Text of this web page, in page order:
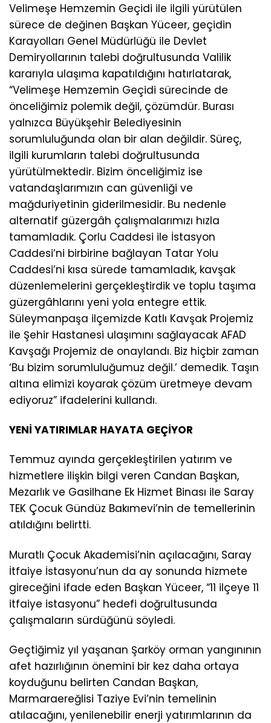
Velimeşe Hemzemin Geçidi ile ilgili yürütülen
sürece de değinen Başkan Yüceer, geçidin
Karayolları Genel Müdürlüğü ile Devlet
Demiryollarının talebi doğrultusunda Valilik
kararıyla ulaşıma kapatıldığını hatırlatarak,
“Velimeşe Hemzemin Geçidi sürecinde de
önceliğimiz polemik değil, çözümdür. Burası
yalnızca Büyükşehir Belediyesinin
sorumluluğunda olan bir alan değildir. Süreç,
ilgili kurumların talebi doğrultusunda
yürütülmektedir. Bizim önceliğimiz ise
vatandaşlarımızın can güvenliği ve
mağduriyetinin giderilmesidir. Bu nedenle
alternatif güzergâh çalışmalarımızı hızla
tamamladık. Çorlu Caddesi ile İstasyon
Caddesi’ni birbirine bağlayan Tatar Yolu
Caddesi’ni kısa sürede tamamladık, kavşak
düzenlemelerini gerçekleştirdik ve toplu taşıma
güzergâhlarını yeni yola entegre ettik.
Süleymanpaşa ilçemizde Katlı Kavşak Projemiz
ile Şehir Hastanesi ulaşımını sağlayacak AFAD
Kavşağı Projemiz de onaylandı. Biz hiçbir zaman
‘Bu bizim sorumluluğumuz değil.’ demedik. Taşın
altına elimizi koyarak çözüm üretmeye devam
ediyoruz” ifadelerini kullandı.
YENİ YATIRIMLAR HAYATA GEÇİYOR
Temmuz ayında gerçekleştirilen yatırım ve
hizmetlere ilişkin bilgi veren Candan Başkan,
Mezarlık ve Gasilhane Ek Hizmet Binası ile Saray
TEK Çocuk Gündüz Bakımevi’nin de temellerinin
atıldığını belirtti.
Muratlı Çocuk Akademisi’nin açılacağını, Saray
İtfaiye İstasyonu’nun da ay sonunda hizmete
gireceğini ifade eden Başkan Yüceer, “11 ilçeye 11
itfaiye istasyonu” hedefi doğrultusunda
çalışmaların sürdüğünü söyledi.
Geçtiğimiz yıl yaşanan Şarköy orman yangınının
afet hazırlığının önemini bir kez daha ortaya
koyduğunu belirten Candan Başkan,
Marmaraereğlisi Taziye Evi’nin temelinin
atılacağını, yenilenebilir enerji yatırımlarının da